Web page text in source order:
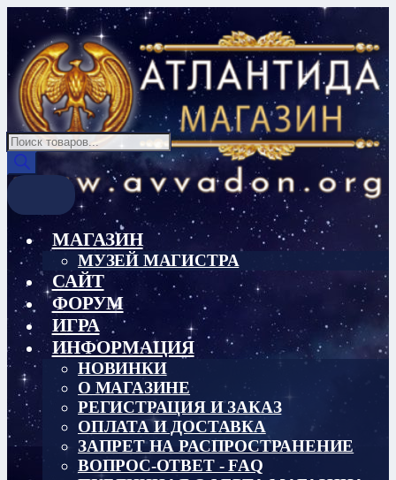
Перейти
навигации
Перейти
содержимому
Поиск
товаров
МАГАЗИН
МУЗЕЙ МАГИСТРА
САЙТ
ФОРУМ
ИГРА
ИНФОРМАЦИЯ
НОВИНКИ
О МАГАЗИНЕ
РЕГИСТРАЦИЯ И ЗАКАЗ
ОПЛАТА И ДОСТАВКА
ЗАПРЕТ НА РАСПРОСТРАНЕНИЕ
ВОПРОС-ОТВЕТ - FAQ